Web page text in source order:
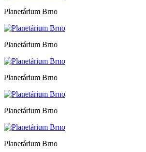
Planetárium Brno
Planetárium Brno
Planetárium Brno
Planetárium Brno
Planetárium Brno